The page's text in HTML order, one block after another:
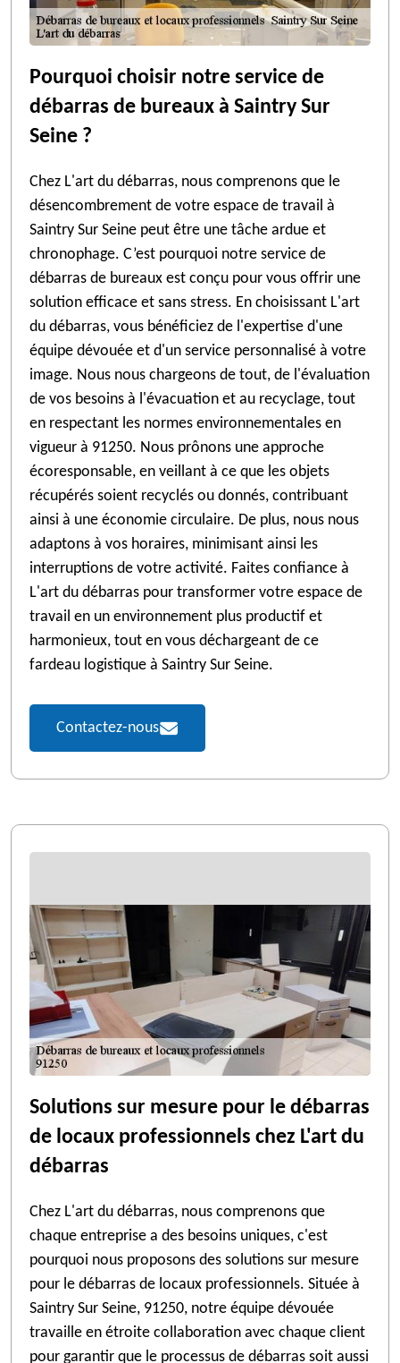
Pourquoi choisir notre service de
débarras de bureaux à Saintry Sur
Seine ?
Chez L'art du débarras, nous comprenons que le
désencombrement de votre espace de travail à
Saintry Sur Seine peut être une tâche ardue et
chronophage. C’est pourquoi notre service de
débarras de bureaux est conçu pour vous offrir une
solution efficace et sans stress. En choisissant L'art
du débarras, vous bénéficiez de l'expertise d'une
équipe dévouée et d'un service personnalisé à votre
image. Nous nous chargeons de tout, de l'évaluation
de vos besoins à l'évacuation et au recyclage, tout
en respectant les normes environnementales en
vigueur à 91250. Nous prônons une approche
écoresponsable, en veillant à ce que les objets
récupérés soient recyclés ou donnés, contribuant
ainsi à une économie circulaire. De plus, nous nous
adaptons à vos horaires, minimisant ainsi les
interruptions de votre activité. Faites confiance à
L'art du débarras pour transformer votre espace de
travail en un environnement plus productif et
harmonieux, tout en vous déchargeant de ce
fardeau logistique à Saintry Sur Seine.
Contactez-nous
Solutions sur mesure pour le débarras
de locaux professionnels chez L'art du
débarras
Chez L'art du débarras, nous comprenons que
chaque entreprise a des besoins uniques, c'est
pourquoi nous proposons des solutions sur mesure
pour le débarras de locaux professionnels. Située à
Saintry Sur Seine, 91250, notre équipe dévouée
travaille en étroite collaboration avec chaque client
pour garantir que le processus de débarras soit aussi